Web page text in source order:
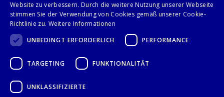
KONTAKT
Stalgast GmbH
28359 Bremen
+49 421 408844-0
Website zu verbessern. Durch die weitere Nutzung unserer Webseite
stimmen Sie der Verwendung von Cookies gemäß unserer Cookie-
Richtlinie zu. Weitere Informationen
UNBEDINGT ERFORDERLICH
PERFORMANCE
TARGETING FUNKTIONALITÄT
UNKLASSIFIZIERTE